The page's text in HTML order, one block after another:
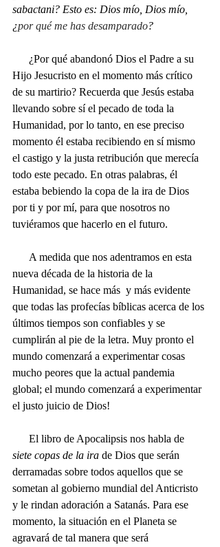
sabactani? Esto es: Dios mío, Dios mío,
¿por qué me has desamparado?
Hijo Jesucristo en el momento más crítico
de su martirio? Recuerda que Jesús estaba
llevando sobre sí el pecado de toda la
Humanidad, por lo tanto, en ese preciso
momento él estaba recibiendo en sí mismo
el castigo y la justa retribución que merecía
todo este pecado. En otras palabras, él
estaba bebiendo la copa de la ira de Dios
por ti y por mí, para que nosotros no
tuviéramos que hacerlo en el futuro.
nueva década de la historia de la
Humanidad, se hace más  y más evidente
que todas las profecías bíblicas acerca de los
últimos tiempos son confiables y se
cumplirán al pie de la letra. Muy pronto el
mundo comenzará a experimentar cosas
mucho peores que la actual pandemia
global; el mundo comenzará a experimentar
el justo juicio de Dios!
      El libro de Apocalipsis nos habla de
siete copas de la ira de Dios que serán
derramadas sobre todos aquellos que se
sometan al gobierno mundial del Anticristo
y le rindan adoración a Satanás. Para ese
momento, la situación en el Planeta se
agravará de tal manera que será